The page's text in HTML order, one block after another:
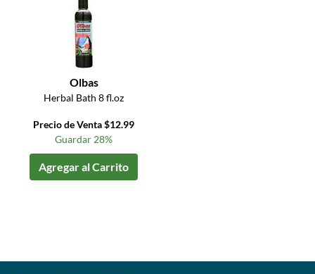
Olbas
Herbal Bath 8 fl.oz
Precio de Venta $12.99
Guardar 28%
Agregar al Carrito